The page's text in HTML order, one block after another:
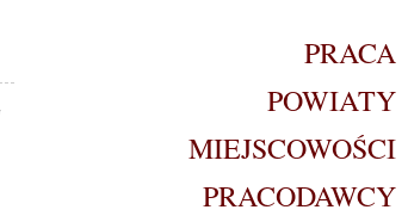
PRACA
POWIATY
MIEJSCOWOŚCI
PRACODAWCY